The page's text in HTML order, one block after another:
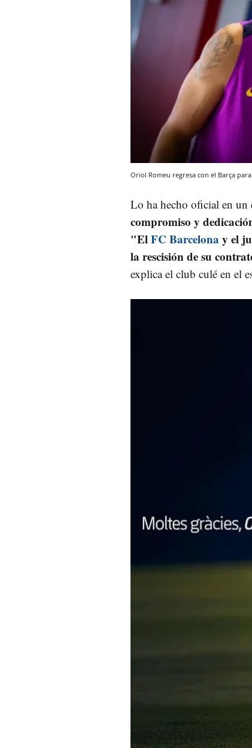
Oriol Romeu regresa con el Barça
Lo ha hecho oficial en un
compromiso y
"ElFC Barcelona y el
la rescisión de su
explica el club culé en el